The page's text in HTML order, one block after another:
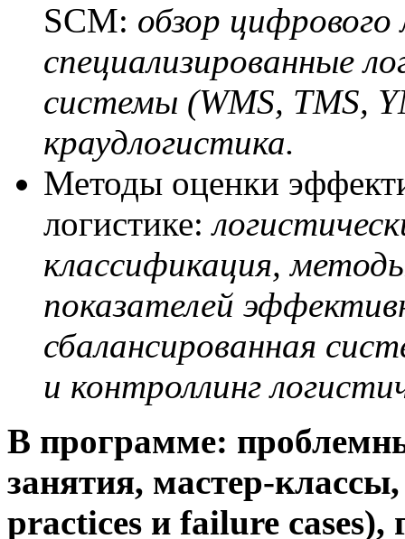
SCM: обзор
специализированные
системы (WMS, TMS,
краудлогистика.
Методы оценки
логистике:
классификация,
показателей
сбалансированная
и контроллинг
В программе:
занятия, мастер-
practices и failure cases),